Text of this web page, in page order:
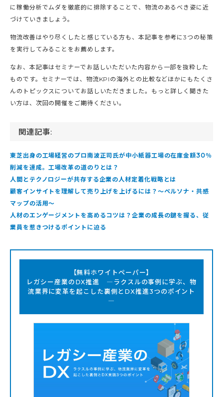
に稼働分析でムダを徹底的に排除することで、物流のあるべき姿に近
づけていきましょう。
物流改善はやり尽くしたと感じている方も、本記事を参考に3つの秘策
を実行してみることをお薦めします。
なお、本記事はセミナーでお話しいただいた内容から一部を抜粋した
ものです。セミナーでは、物流KPIの海外との比較などほかにもたくさ
んのトピックスについてお話しいただきました。もっと詳しく聞きた
い方は、次回の開催をご期待ください。
関連記事:
東芝出身の工場経営のプロ南波正司氏が中小紙器工場の在庫金額30％
削減を達成。工場改革の道のりとは？
人間とテクノロジーが共存する企業の人材定着化戦略とは
顧客インサイトを理解して売り上げを上げるには？～ペルソナ・共感
マップの活用～
人材のエンゲージメントを高めるコツは？企業の成長の鍵を握る、従
業員を惹きつけるポイントに迫る
【無料ホワイトペーパー】
レガシー産業のDX推進 ―ラクスルの事例に学ぶ、物
流業界に変革を起こした裏側とDX推進3つのポイント
―